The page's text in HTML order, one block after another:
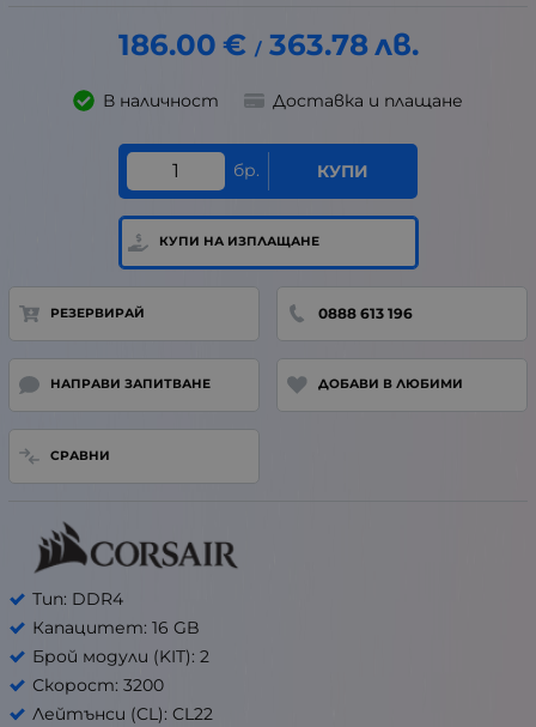
186.00 € / 363.78лв.
В наличност Доставка и плащане
бр. КУПИ
КУПИ НА ИЗПЛАЩАНЕ
РЕЗЕРВИРАЙ 0888 613 196
НАПРАВИ ЗАПИТВАНЕ ДОБАВИ В ЛЮБИМИ
СРАВНИ
Тип: DDR4
Капацитет: 16 GB
Брой модули (KIT): 2
Скорост: 3200
Лейтънси (CL): CL22